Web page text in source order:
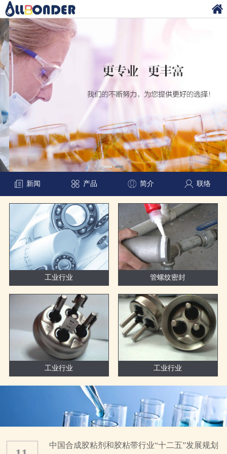
新闻 产品 简介 联络
工业行业 管螺纹密封
工业行业 工业行业
中国合成胶粘剂和胶粘带行业“十二五”发展规划